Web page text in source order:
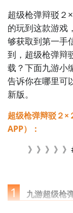
超级枪弹辩驳２
的玩到这款游戏
够获取到第一手
到，超级枪弹辩
载？下面九游小
告诉你在哪里可
新版。
超级枪弹辩驳２×
APP）：
》》》》
1 九游超级枪